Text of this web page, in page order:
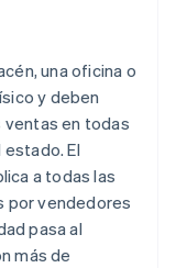
una oficina o
y deben
ventas en todas
El
a todas las
por vendedores
pasa al
más de